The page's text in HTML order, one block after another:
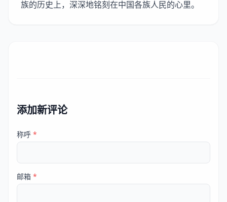
族的历史上，深深地铭刻在中国各族人民的心里。
添加新评论
称呼 *
邮箱 *